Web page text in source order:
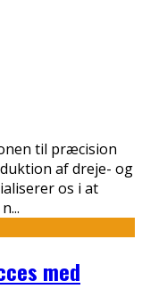
til præcision
af dreje- og
os i at
...
med